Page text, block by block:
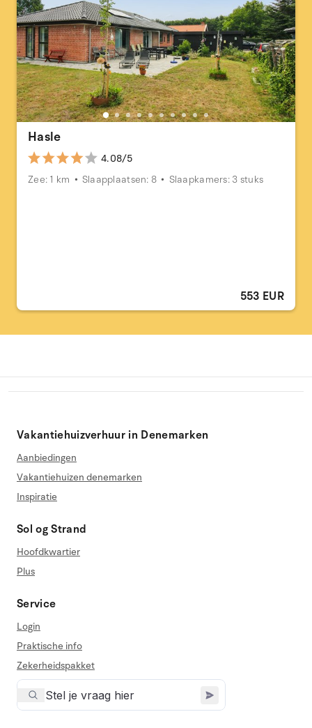
Hasle
4.08/5
Zee: 1 km
Slaapplaatsen: 8 Slaapkamers: 3 stuks
553 EUR
Vakantiehuizverhuur in Denemarken
Aanbiedingen
Vakantiehuizen denemarken
Inspiratie
Sol og Strand
Hoofdkwartier
Plus
Service
Login
Praktische info
Zekerheidspakket